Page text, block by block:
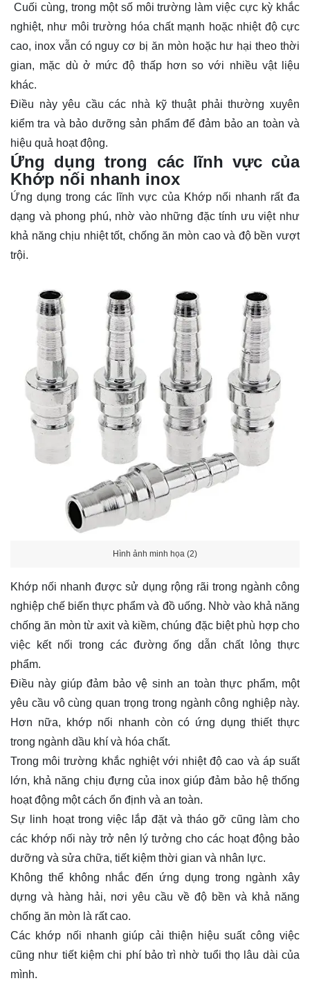
Cuối cùng, trong một số môi trường làm việc cực kỳ khắc
nghiệt, như môi trường hóa chất mạnh hoặc nhiệt độ cực
cao, inox vẫn có nguy cơ bị ăn mòn hoặc hư hại theo thời
gian, mặc dù ở mức độ thấp hơn so với nhiều vật liệu
khác.
Điều này yêu cầu các nhà kỹ thuật phải thường xuyên
kiểm tra và bảo dưỡng sản phẩm để đảm bảo an toàn và
hiệu quả hoạt động.
Ứng dụng trong các lĩnh vực của
Khớp nối nhanh inox
Ứng dụng trong các lĩnh vực của Khớp nối nhanh rất đa
dạng và phong phú, nhờ vào những đặc tính ưu việt như
khả năng chịu nhiệt tốt, chống ăn mòn cao và độ bền vượt
trội.
Hình ảnh minh họa (2)
Khớp nối nhanh được sử dụng rộng rãi trong ngành công
nghiệp chế biến thực phẩm và đồ uống. Nhờ vào khả năng
chống ăn mòn từ axit và kiềm, chúng đặc biệt phù hợp cho
việc kết nối trong các đường ống dẫn chất lỏng thực
phẩm.
Điều này giúp đảm bảo vệ sinh an toàn thực phẩm, một
yêu cầu vô cùng quan trọng trong ngành công nghiệp này.
Hơn nữa, khớp nối nhanh còn có ứng dụng thiết thực
trong ngành dầu khí và hóa chất.
Trong môi trường khắc nghiệt với nhiệt độ cao và áp suất
lớn, khả năng chịu đựng của inox giúp đảm bảo hệ thống
hoạt động một cách ổn định và an toàn.
Sự linh hoạt trong việc lắp đặt và tháo gỡ cũng làm cho
các khớp nối này trở nên lý tưởng cho các hoạt động bảo
dưỡng và sửa chữa, tiết kiệm thời gian và nhân lực.
Không thể không nhắc đến ứng dụng trong ngành xây
dựng và hàng hải, nơi yêu cầu về độ bền và khả năng
chống ăn mòn là rất cao.
Các khớp nối nhanh giúp cải thiện hiệu suất công việc
cũng như tiết kiệm chi phí bảo trì nhờ tuổi thọ lâu dài của
mình.